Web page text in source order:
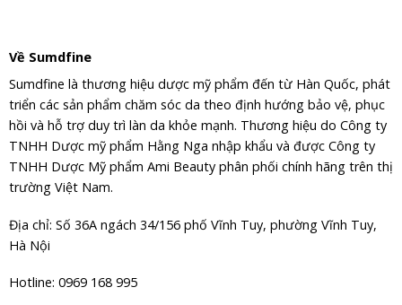
Về Sumdfine
Sumdfine là thương hiệu dược mỹ phẩm đến từ Hàn Quốc, phát
triển các sản phẩm chăm sóc da theo định hướng bảo vệ, phục
hồi và hỗ trợ duy trì làn da khỏe mạnh. Thương hiệu do Công ty
TNHH Dược mỹ phẩm Hằng Nga nhập khẩu và được Công ty
TNHH Dược Mỹ phẩm Ami Beauty phân phối chính hãng trên thị
trường Việt Nam.
Địa chỉ: Số 36A ngách 34/156 phố Vĩnh Tuy, phường Vĩnh Tuy,
Hà Nội
Hotline: 0969 168 995